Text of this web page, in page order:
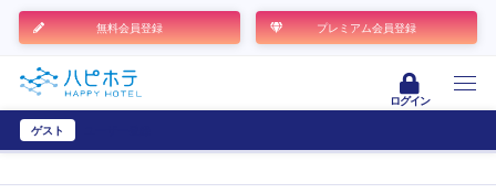
無料会員登録 プレミアム会員登録
ログイン
ゲスト